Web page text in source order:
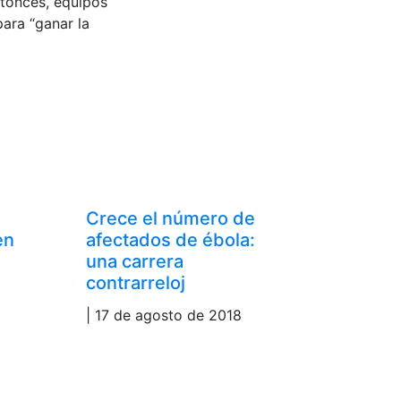
“ganar la
Crece el número de
afectados de ébola:
una carrera
contrarreloj
| 17 de agosto de 2018